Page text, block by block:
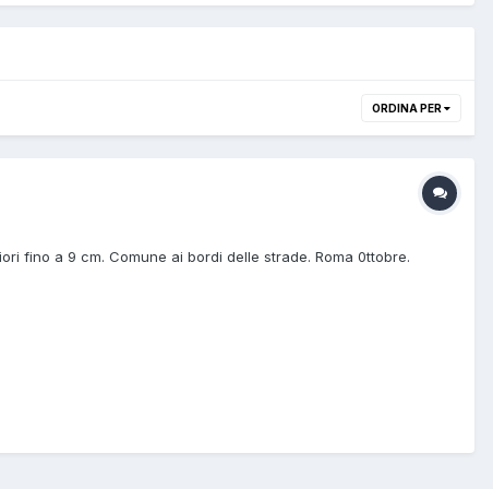
ORDINA PER
fino a 9 cm. Comune ai bordi delle strade. Roma 0ttobre.